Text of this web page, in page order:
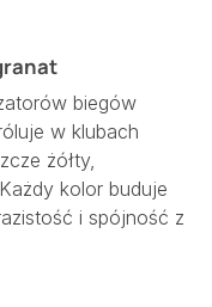
biegów
w klubach
żółty,
kolor buduje
i spójność z